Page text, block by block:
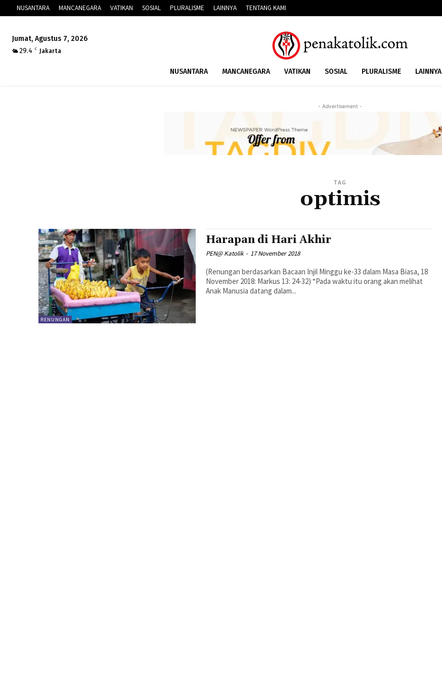
NUSANTARA MANCANEGARA VATIKAN SOSIAL PLURALISME LAINNYA TENTANG KAMI
Jumat, Agustus 7, 2026
29.4
C Jakarta
NUSANTARA MANCANEGARA VATIKAN SOSIAL PLURALISME LAINNYA
- Advertisement -
TAG
optimis
RENUNGAN
Harapan di Hari Akhir
PEN@ Katolik - 17 November 2018
(Renungan berdasarkan Bacaan Injil Minggu ke-33 dalam Masa Biasa, 18
November 2018: Markus 13: 24-32) “Pada waktu itu orang akan melihat
Anak Manusia datang dalam...